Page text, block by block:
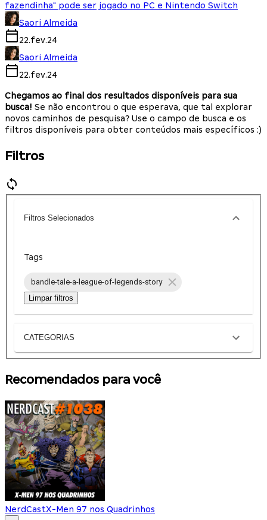
fazendinha" pode ser jogado no PC e Nintendo Switch
Saori Almeida
22.fev.24
Saori Almeida
22.fev.24
Chegamos ao final dos resultados disponíveis para sua
busca! Se não encontrou o que esperava, que tal explorar
novos caminhos de pesquisa? Use o campo de busca e os
filtros disponíveis para obter conteúdos mais específicos :)
Filtros
Filtros Selecionados
Tags
bandle-tale-a-league-of-legends-story
Limpar filtros
CATEGORIAS
Recomendados para você
NerdCastX-Men 97 nos Quadrinhos